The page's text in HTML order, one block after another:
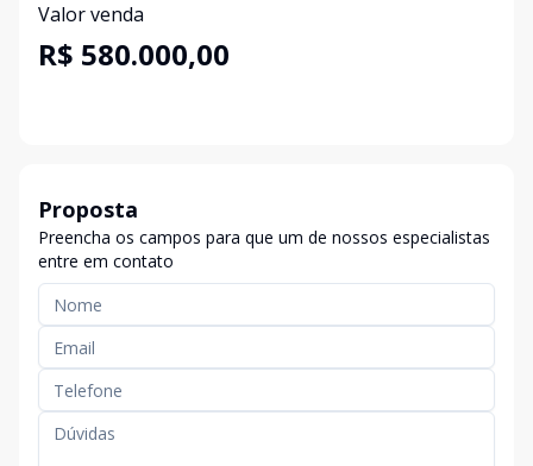
Valor venda
R$ 580.000,00
Proposta
Preencha os campos para que um de nossos especialistas
entre em contato